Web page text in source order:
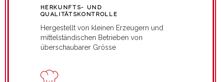
HERKUNFTS- UND
QUALITÄTSKONTROLLE
Hergestellt von kleinen Erzeugern und
mittelständischen Betrieben von
überschaubarer Grösse